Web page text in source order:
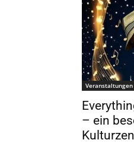
Veranstaltungen
– ein